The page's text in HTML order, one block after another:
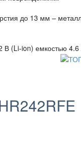
до 13 мм –
В (Li-ion) емкостью